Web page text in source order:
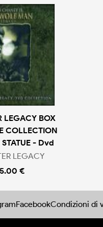
LEGACY BOX
COLLECTION
- Dvd
LEGACY
€
FacebookCondizioni di